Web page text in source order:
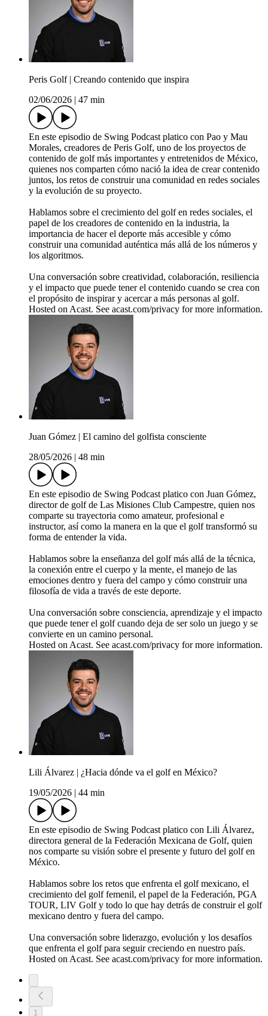
Peris Golf | Creando contenido que inspira
02/06/2026
47 min
En este episodio de Swing Podcast platico con Pao y Mau
Morales, creadores de Peris Golf, uno de los proyectos de
contenido de golf más importantes y entretenidos de México,
quienes nos comparten cómo nació la idea de crear contenido
juntos, los retos de construir una comunidad en redes sociales
y la evolución de su proyecto.
Hablamos sobre el crecimiento del golf en redes sociales, el
papel de los creadores de contenido en la industria, la
importancia de hacer el deporte más accesible y cómo
construir una comunidad auténtica más allá de los números y
los algoritmos.
Una conversación sobre creatividad, colaboración, resiliencia
y el impacto que puede tener el contenido cuando se crea con
el propósito de inspirar y acercar a más personas al golf.
Hosted on Acast. See acast.com/privacy for more information.
Juan Gómez | El camino del golfista consciente
28/05/2026
48 min
En este episodio de Swing Podcast platico con Juan Gómez,
director de golf de Las Misiones Club Campestre, quien nos
comparte su trayectoria como amateur, profesional e
instructor, así como la manera en la que el golf transformó su
forma de entender la vida.
Hablamos sobre la enseñanza del golf más allá de la técnica,
la conexión entre el cuerpo y la mente, el manejo de las
emociones dentro y fuera del campo y cómo construir una
filosofía de vida a través de este deporte.
Una conversación sobre consciencia, aprendizaje y el impacto
que puede tener el golf cuando deja de ser solo un juego y se
convierte en un camino personal.
Hosted on Acast. See acast.com/privacy for more information.
Lili Álvarez | ¿Hacia dónde va el golf en México?
19/05/2026
44 min
En este episodio de Swing Podcast platico con Lili Álvarez,
directora general de la Federación Mexicana de Golf, quien
nos comparte su visión sobre el presente y futuro del golf en
México.
Hablamos sobre los retos que enfrenta el golf mexicano, el
crecimiento del golf femenil, el papel de la Federación, PGA
TOUR, LIV Golf y todo lo que hay detrás de construir el golf
mexicano dentro y fuera del campo.
Una conversación sobre liderazgo, evolución y los desafíos
que enfrenta el golf para seguir creciendo en nuestro país.
Hosted on Acast. See acast.com/privacy for more information.
1